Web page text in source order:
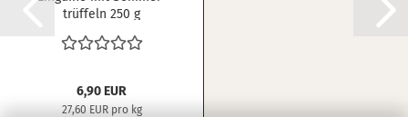
trüf­feln 250 g
6,90 EUR
27,60 EUR pro kg